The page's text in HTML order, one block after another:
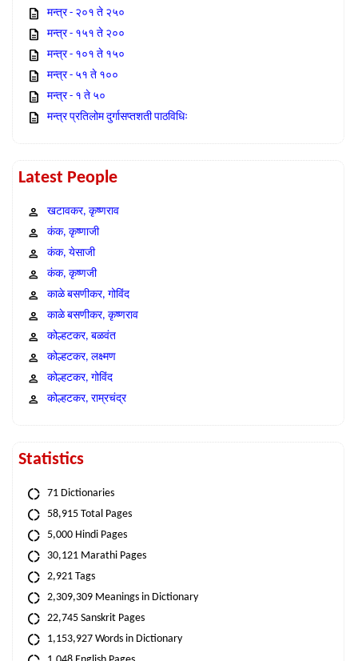
मन्त्र - २०१ ते २५०
मन्त्र - १५१ ते २००
मन्त्र - १०१ ते १५०
मन्त्र - ५१ ते १००
मन्त्र - १ ते ५०
मन्त्र प्रतिलोम दुर्गासप्तशती पाठविधिः
Latest People
खटावकर, कृष्णराव
कंक, कृष्णाजी
कंक, येसाजी
कंक, कृष्णजी
काळे बसणीकर, गोविंद
काळे बसणीकर, कृष्णराव
कोल्हटकर, बळवंत
कोल्हटकर, लक्ष्मण
कोल्हटकर, गोविंद
कोल्हटकर, राम्रचंद्र
Statistics
71 Dictionaries
58,915 Total Pages
5,000 Hindi Pages
30,121 Marathi Pages
2,921 Tags
2,309,309 Meanings in Dictionary
22,745 Sanskrit Pages
1,153,927 Words in Dictionary